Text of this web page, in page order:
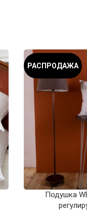
РАСПРОДАЖА
Подушка